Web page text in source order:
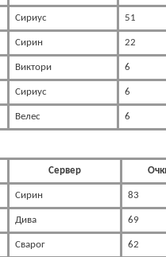
Сириус 51
Сирин 22
Виктори 6
Сириус 6
Велес 6
Сервер
Сирин 83
Дива 69
Сварог 62